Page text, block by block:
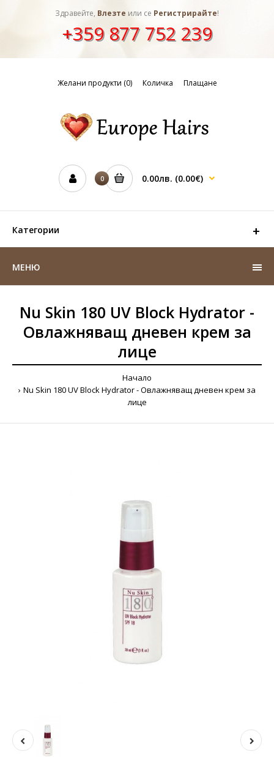
Здравейте, Влезте или се Регистрирайте!
+359 877 752 239
Желани продукти (0) Количка Плащане
0 0.00лв. (0.00€)
Категории
МЕНЮ
Nu Skin 180 UV Block Hydrator -
Овлажняващ дневен крем за
лице
Начало
Nu Skin 180 UV Block Hydrator - Овлажняващ дневен крем за
лице